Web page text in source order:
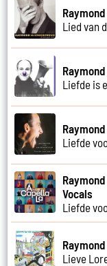
Lied van
Liefde is
Liefde
Vocals
Liefde
Lieve